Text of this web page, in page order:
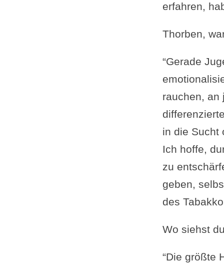
erfahren,
Thorben,
“Gerade
rauchen, an
in die Sucht
Ich hoffe,
zu
geben,
des
Wo siehst
“Die größte